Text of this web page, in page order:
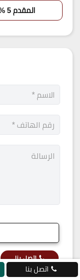
المقدم 5 %
اتصل بنا
اتصل بنا